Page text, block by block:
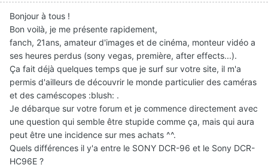
Bonjour à tous !
Bon voilà, je me présente rapidement,
fanch, 21ans, amateur d'images et de cinéma, monteur vidéo a
ses heures perdus (sony vegas, première, after effects...).
Ça fait déjà quelques temps que je surf sur votre site, il m'a
permis d'ailleurs de découvrir le monde particulier des caméras
et des caméscopes :blush: .
Je débarque sur votre forum et je commence directement avec
une question qui semble être stupide comme ça, mais qui aura
peut être une incidence sur mes achats ^^.
Quels différences il y'a entre le SONY DCR-96 et le Sony DCR-
HC96E ?